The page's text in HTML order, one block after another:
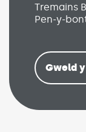
Tremains
Pen-y-
Gweld